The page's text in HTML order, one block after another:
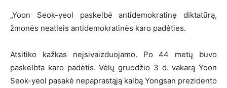
„Yoon Seok-yeol paskelbė antidemokratinę diktatūrą,
žmonės neatleis antidemokratinės karo padėties.
Atsitiko kažkas neįsivaizduojamo. Po 44 metų buvo
paskelbta karo padėtis. Vėlų gruodžio 3 d. vakarą Yoon
Seok-yeol pasakė nepaprastąją kalbą Yongsan prezidento